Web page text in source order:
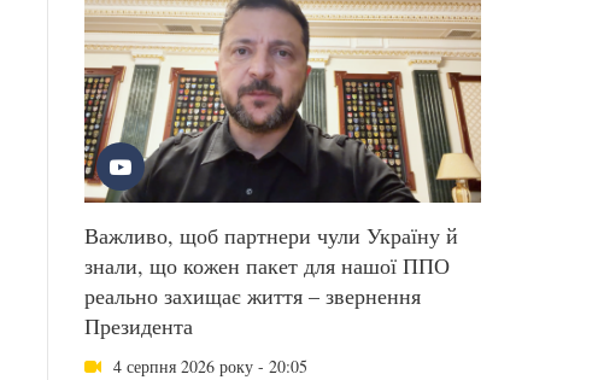
Важливо, щоб партнери чули Україну й
знали, що кожен пакет для нашої ППО
реально захищає життя – звернення
Президента
4 серпня 2026 року - 20:05